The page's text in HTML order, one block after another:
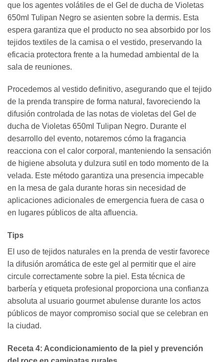
que los agentes volátiles de el Gel de ducha de Violetas
650ml Tulipan Negro se asienten sobre la dermis. Esta
espera garantiza que el producto no sea absorbido por los
tejidos textiles de la camisa o el vestido, preservando la
eficacia protectora frente a la humedad ambiental de la
sala de reuniones.
Procedemos al vestido definitivo, asegurando que el tejido
de la prenda transpire de forma natural, favoreciendo la
difusión controlada de las notas de violetas del Gel de
ducha de Violetas 650ml Tulipan Negro. Durante el
desarrollo del evento, notaremos cómo la fragancia
reacciona con el calor corporal, manteniendo la sensación
de higiene absoluta y dulzura sutil en todo momento de la
velada. Este método garantiza una presencia impecable
en la mesa de gala durante horas sin necesidad de
aplicaciones adicionales de emergencia fuera de casa o
en lugares públicos de alta afluencia.
Tips
El uso de tejidos naturales en la prenda de vestir favorece
la difusión aromática de este gel al permitir que el aire
circule correctamente sobre la piel. Esta técnica de
barbería y etiqueta profesional proporciona una confianza
absoluta al usuario gourmet abulense durante los actos
públicos de mayor compromiso social que se celebran en
la ciudad.
Receta 4: Acondicionamiento de la piel y prevención